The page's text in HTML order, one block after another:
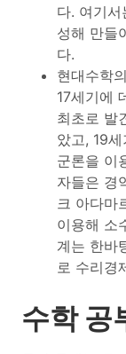
다. 여기
성해 만들
다.
현대수학
17세기에
최초로 발
았고, 19
군론을 이
자들은 경
크 아다마
이용해 소
계는 한바
로 수리경
수학 공